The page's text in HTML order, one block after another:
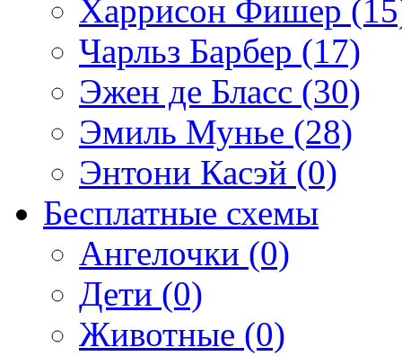
Харрисон Фишер
Чарльз Барбер (17)
Эжен де Бласс (30)
Эмиль Мунье (28)
Энтони Касэй (0)
Бесплатные схемы
Ангелочки (0)
Дети (0)
Животные (0)